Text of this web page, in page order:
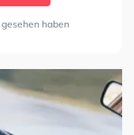
haben